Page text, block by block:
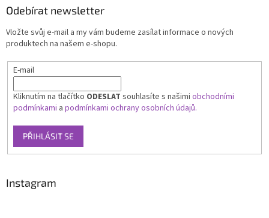
Odebírat newsletter
Vložte svůj e-mail a my vám budeme zasílat informace o nových
produktech na našem e-shopu.
E-mail
Kliknutím na tlačítko ODESLAT souhlasíte s našimi obchodními
podmínkami a podmínkami ochrany osobních údajů.
PŘIHLÁSIT SE
Instagram